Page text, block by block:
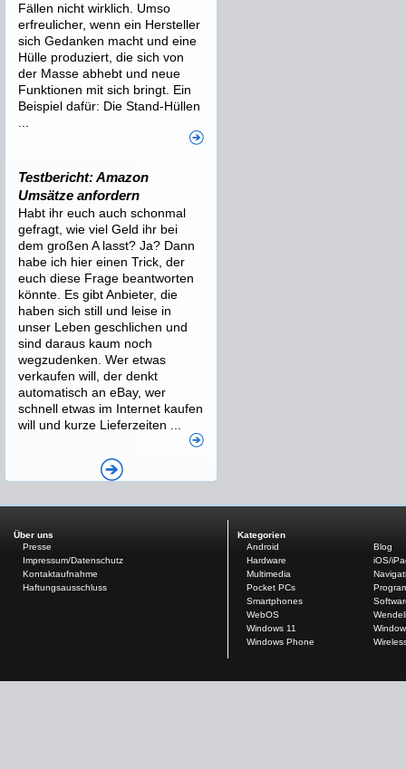
Fällen nicht wirklich. Umso
erfreulicher, wenn ein Hersteller
sich Gedanken macht und eine
Hülle produziert, die sich von
der Masse abhebt und neue
Funktionen mit sich bringt. Ein
Beispiel dafür: Die Stand-Hüllen
Testbericht: Amazon
Umsätze anfordern
Habt ihr euch auch schonmal
gefragt, wie viel Geld ihr bei
dem großen A lasst? Ja? Dann
habe ich hier einen Trick, der
euch diese Frage beantworten
könnte. Es gibt Anbieter, die
haben sich still und leise in
unser Leben geschlichen und
sind daraus kaum noch
wegzudenken. Wer etwas
verkaufen will, der denkt
automatisch an eBay, wer
schnell etwas im Internet kaufen
will und kurze Lieferzeiten ...
Über uns
Presse
Impressum/Datenschutz
Kontaktaufnahme
Haftungsausschluss
Kategorien
Android
Blog
Hardware
iOS/
Multimedia
Pocket PCs
Smartphones
WebOS
Windows 11
Windows Phone